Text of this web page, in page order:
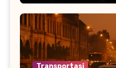
Transportasi